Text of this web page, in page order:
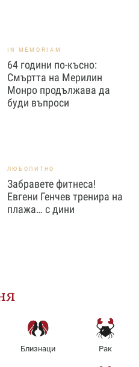
IN MEMORIAM
64 години по-късно:
Смъртта на Мерилин
Монро продължава да
буди въпроси
ЛЮБОПИТНО
Забравете фитнеса!
Евгени Генчев тренира на
плажа… с дини
Близнаци Рак